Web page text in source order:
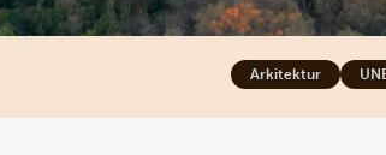
Arkitektur